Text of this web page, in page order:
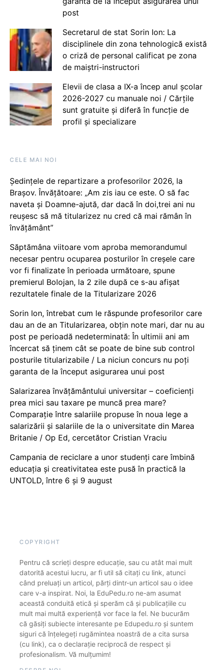
post
Secretarul de stat Sorin Ion: La
disciplinele din zona tehnologică există
o criză de personal calificat pe zona
de maiștri-instructori
Elevii de clasa a IX-a încep anul școlar
2026-2027 cu manuale noi / Cărțile
sunt gratuite și diferă în funcție de
profil și specializare
CELE MAI NOI
Ședințele de repartizare a profesorilor 2026, la
Brașov. Învățătoare: „Am zis iau ce este. O să fac
naveta și Doamne-ajută, dar dacă în doi,trei ani nu
reușesc să mă titularizez nu cred că mai rămân în
învățământ”
Săptămâna viitoare vom aproba memorandumul
necesar pentru ocuparea posturilor în creșele care
vor fi finalizate în perioada următoare, spune
premierul Bolojan, la 2 zile după ce s-au afișat
rezultatele finale de la Titularizare 2026
Sorin Ion, întrebat cum le răspunde profesorilor care
dau an de an Titularizarea, obțin note mari, dar nu au
post pe perioadă nedeterminată: În ultimii ani am
încercat să ținem cât se poate de bine sub control
posturile titularizabile / La niciun concurs nu poți
garanta de la început asigurarea unui post
Salarizarea învățământului universitar – coeficienți
prea mici sau taxare pe muncă prea mare?
Comparație între salariile propuse în noua lege a
salarizării și salariile de la o universitate din Marea
Britanie / Op Ed, cercetător Cristian Vraciu
Campania de reciclare a unor studenți care îmbină
educația și creativitatea este pusă în practică la
UNTOLD, între 6 și 9 august
COPYRIGHT
Pentru că scrieți despre educație, sau cu atât mai mult
datorită acestui lucru, ar fi util să citați cu link, atunci
când preluați un articol, părți dintr-un articol sau o idee
care v-a inspirat. Noi, la EduPedu.ro ne-am asumat
această conduită etică și sperăm că și publicațiile cu
mult mai multă experiență vor face la fel. Ne bucurăm
că găsiți subiecte interesante pe Edupedu.ro și suntem
siguri că înțelegeți rugămintea noastră de a cita sursa
(cu link), ca o declarație reciprocă de respect și
profesionalism. Vă mulțumim!